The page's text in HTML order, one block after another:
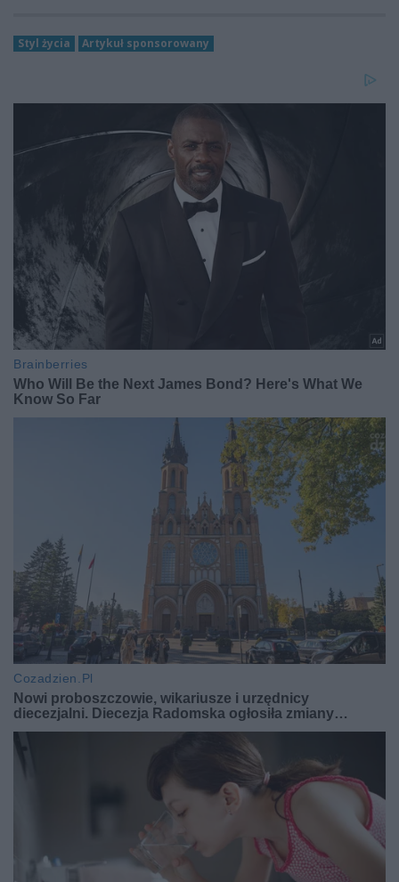
Styl życia Artykuł sponsorowany